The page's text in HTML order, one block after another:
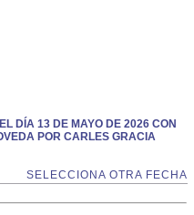
DÍA 13 DE MAYO DE 2026 CON
POR CARLES GRACIA
SELECCIONA OTRA FECHA